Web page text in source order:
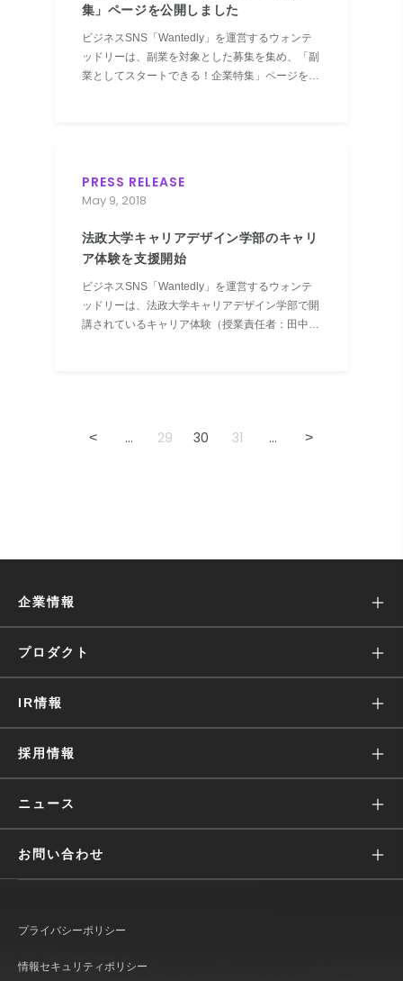
集」ページを公開しました
ビジネスSNS「Wantedly」を運営するウォンテ
ッドリーは、副業を対象とした募集を集め、「副
業としてスタートできる！企業特集」ページを公
PRESS RELEASE
May 9, 2018
法政大学キャリアデザイン学部のキャリ
ア体験を支援開始
ビジネスSNS「Wantedly」を運営するウォンテ
ッドリーは、法政大学キャリアデザイン学部で開
講されているキャリア体験（授業責任者：田中研
< ... 29 30 31 ... >
企業情報
ミッション
会社概要
役員・経営陣
プロダクト
Wantedly Visit
Engagement Suite
Wantedly Hire
IR情報
株主・投資家の皆様へ
業績ハイライト(グラフ)
IRライブラリ
採用情報
価値観
働く環境
ニュース
すべて
メディア
おしらせ
お問い合わせ
IR情報に関して
Wantedly Visit / Admin に関して
プライバシーポリシー
情報セキュリティポリシー